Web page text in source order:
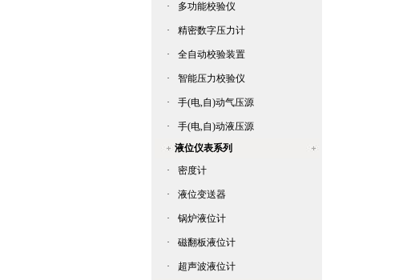
· 多功能校验仪
· 精密数字压力计
· 全自动校验装置
· 智能压力校验仪
· 手(电,自)动气压源
·
手(电,自)动液压源
液位仪表系列
·
密度计
· 液位变送器
· 锅炉液位计
· 磁翻板液位计
·
超声波液位计